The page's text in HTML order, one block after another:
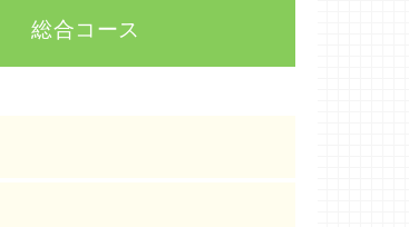
総合コース